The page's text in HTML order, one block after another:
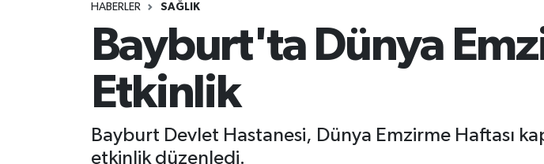
HABERLER SAĞLIK
Bayburt'ta Dünya
Etkinlik
Bayburt Devlet Hastanesi, Dünya Emzirme Haftası
etkinlik düzenledi.
Süper Lig Puan Durumu ve Fikstür
Son Dakika Haberleri
Haber Arşivi